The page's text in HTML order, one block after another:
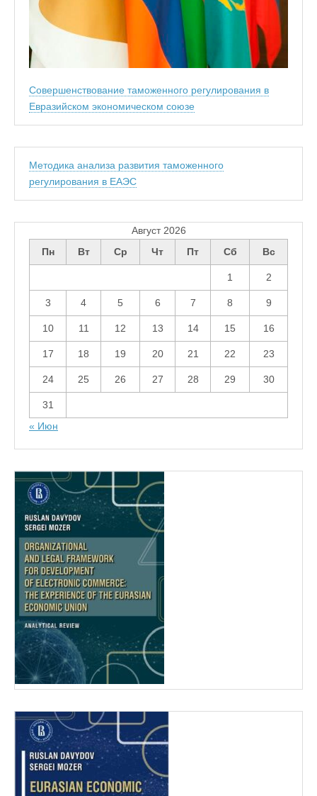
Совершенствование таможенного регулирования в
Евразийском экономическом союзе
Методика анализа развития таможенного
регулирования в ЕАЭС
Август 2026
Пн
Вт Ср Чт Пт Сб Вс
1 2
3 4 5 6 7 8 9
10 11 12 13 14 15 16
17 18 19 20 21 22 23
24 25 26 27 28 29 30
31
« Июн